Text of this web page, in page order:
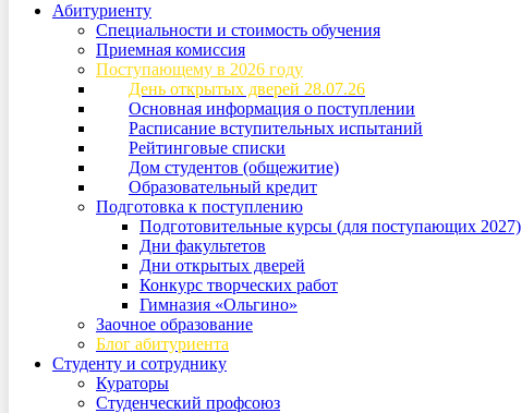
Абитуриенту
Специальности и стоимость обучения
Приемная комиссия
Поступающему в 2026 году
День открытых дверей 28.07.26
Основная информация о поступлении
Расписание вступительных испытаний
Рейтинговые списки
Дом студентов (общежитие)
Образовательный кредит
Подготовка к поступлению
Подготовительные курсы (для поступающих 2027)
Дни факультетов
Дни открытых дверей
Конкурс творческих работ
Гимназия «Ольгино»
Заочное образование
Блог абитуриента
Студенту и сотруднику
Кураторы
Студенческий профсоюз